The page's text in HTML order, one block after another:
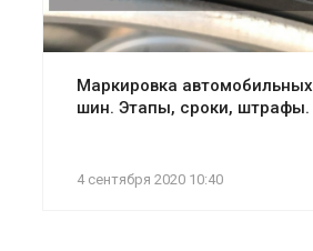
Маркировка автомобильных
шин. Этапы, сроки, штрафы.
4 сентября 2020 10:40